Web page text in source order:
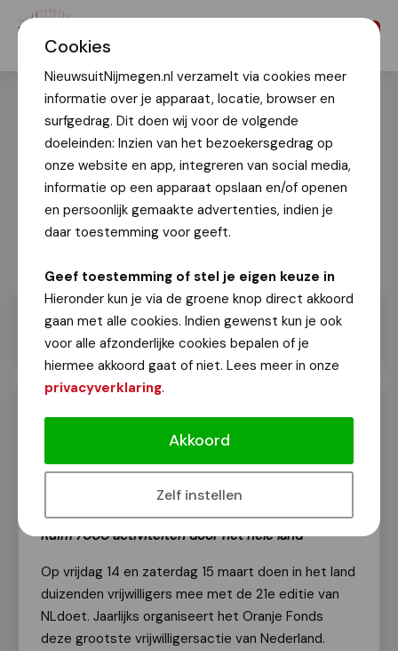
Cookies
NieuwsuitNijmegen.nl verzamelt via cookies meer
informatie over je apparaat, locatie, browser en
surfgedrag. Dit doen wij voor de volgende
doeleinden: Inzien van het bezoekersgedrag op
onze website en app, integreren van social media,
informatie op een apparaat opslaan en/of openen
en persoonlijk gemaakte advertenties, indien je
daar toestemming voor geeft.
Geef toestemming of stel je eigen keuze in
Hieronder kun je via de groene knop direct akkoord
gaan met alle cookies. Indien gewenst kun je ook
voor alle afzonderlijke cookies bepalen of je
hiermee akkoord gaat of niet. Lees meer in onze
privacyverklaring.
Akkoord
Zelf instellen
NLdoet van Oranje Fonds ook in
Van onze redactie
Ruim 7000 activiteiten door het hele land
Op vrijdag 14 en zaterdag 15 maart doen in het land
duizenden vrijwilligers mee met de 21e editie van
NLdoet. Jaarlijks organiseert het Oranje Fonds
deze grootste vrijwilligersactie van Nederland.